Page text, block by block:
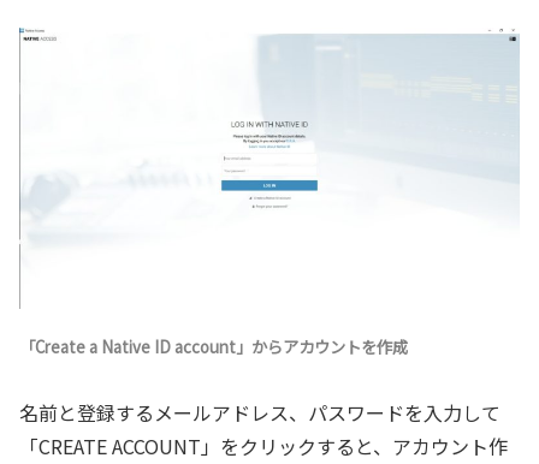
「Create a Native ID account」からアカウントを作成
名前と登録するメールアドレス、パスワードを入力して
「CREATE ACCOUNT」をクリックすると、アカウント作